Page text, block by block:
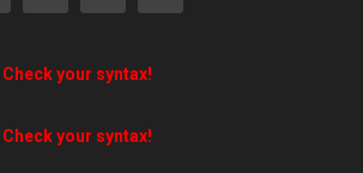
your syntax!
your syntax!